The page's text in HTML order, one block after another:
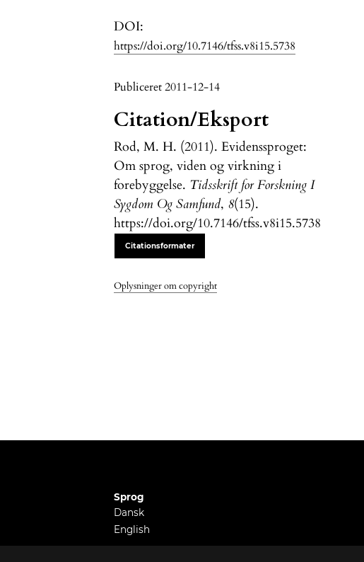
DOI:
https://doi.org/10.7146/tfss.v8i15.5738
Publiceret 2011-12-14
Citation/Eksport
Rod, M. H. (2011). Evidenssproget:
Om sprog, viden og virkning i
forebyggelse. Tidsskrift for Forskning I
Sygdom Og Samfund, 8(15).
https://doi.org/10.7146/tfss.v8i15.5738
Citationsformater
Oplysninger om copyright
Sprog
Dansk
English